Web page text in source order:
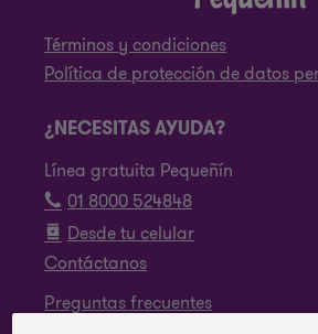
Términos y condiciones
Política de protección de datos
¿NECESITAS AYUDA?
Línea gratuita Pequeñín
01 8000 524848
Desde tu celular
Contáctanos
Preguntas frecuentes